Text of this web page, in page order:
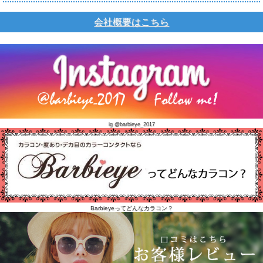
会社概要はこちら
ig @barbieye_2017
Barbieyeってどんなカラコン？